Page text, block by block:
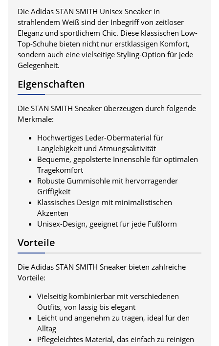
Die Adidas STAN SMITH Unisex Sneaker in
strahlendem Weiß sind der Inbegriff von zeitloser
Eleganz und sportlichem Chic. Diese klassischen Low-
Top-Schuhe bieten nicht nur erstklassigen Komfort,
sondern auch eine vielseitige Styling-Option für jede
Gelegenheit.
Eigenschaften
Die STAN SMITH Sneaker überzeugen durch folgende
Merkmale:
Hochwertiges Leder-Obermaterial für
Langlebigkeit und Atmungsaktivität
Bequeme, gepolsterte Innensohle für optimalen
Tragekomfort
Robuste Gummisohle mit hervorragender
Griffigkeit
Klassisches Design mit minimalistischen
Akzenten
Unisex-Design, geeignet für jede Fußform
Vorteile
Die Adidas STAN SMITH Sneaker bieten zahlreiche
Vorteile:
Vielseitig kombinierbar mit verschiedenen
Outfits, von lässig bis elegant
Leicht und angenehm zu tragen, ideal für den
Alltag
Pflegeleichtes Material, das einfach zu reinigen